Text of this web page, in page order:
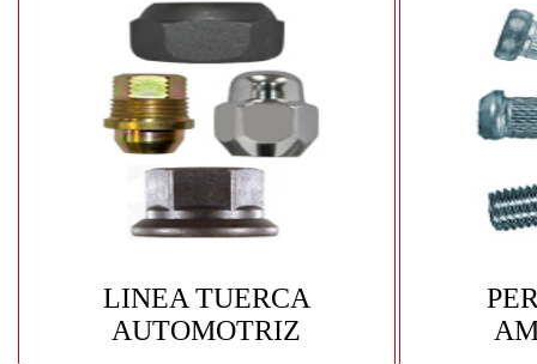
LINEA TUERCA
AUTOMOTRIZ